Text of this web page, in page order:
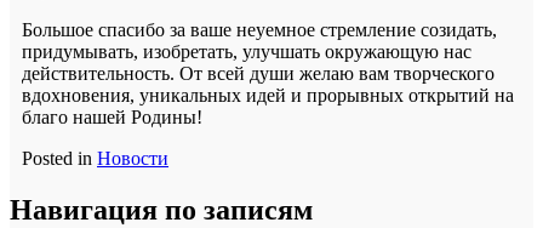
Большое спасибо за ваше неуемное стремление созидать,
придумывать, изобретать, улучшать окружающую нас
действительность. От всей души желаю вам творческого
вдохновения, уникальных идей и прорывных открытий на
благо нашей Родины!
Posted in Новости
Навигация по записям